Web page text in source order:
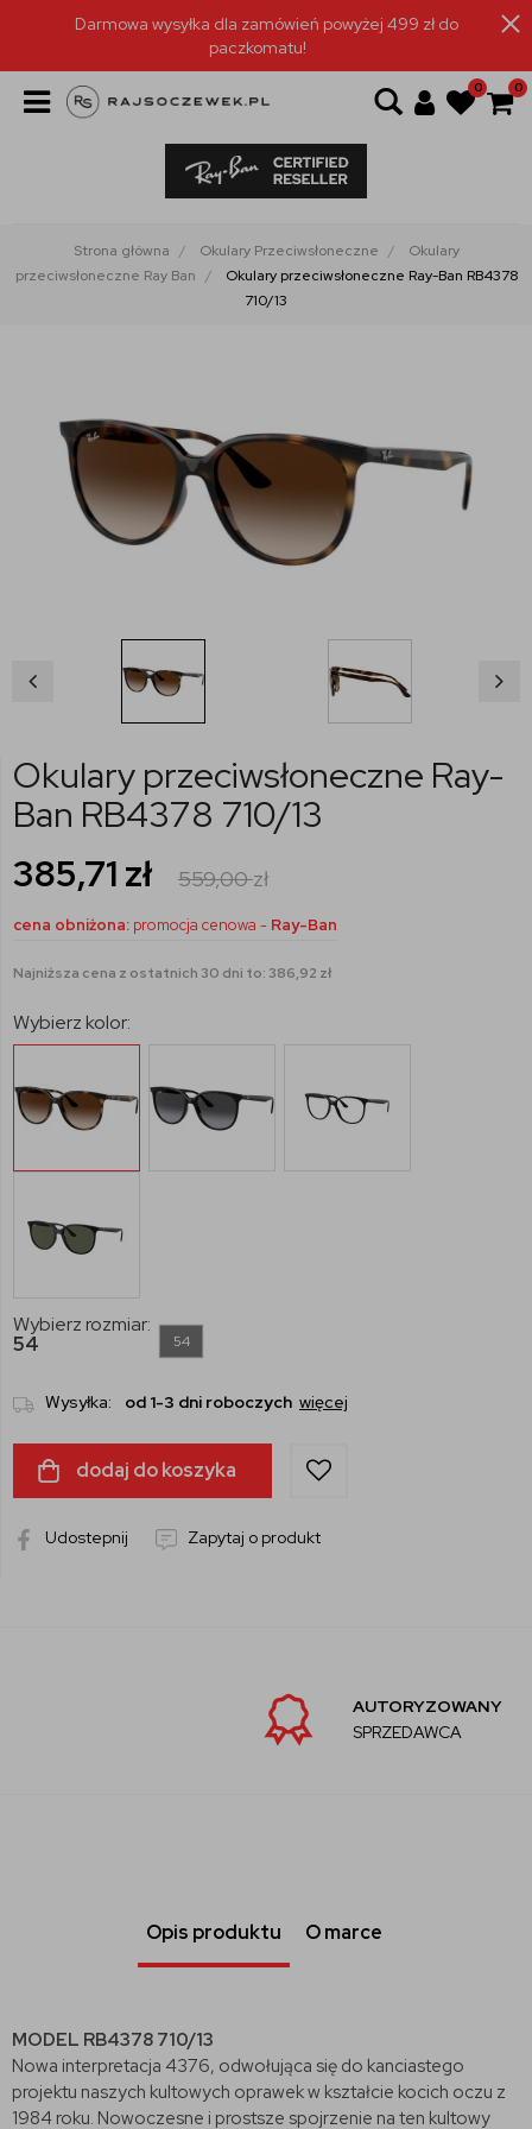
Darmowa wysyłka dla zamówień powyżej 499 zł do
paczkomatu!
0 0
Strona główna Okulary Przeciwsłoneczne
Okulary
przeciwsłoneczne Ray Ban
Okulary przeciwsłoneczne Ray-Ban RB4378
710/13
Okulary przeciwsłoneczne Ray-
Ban RB4378 710/13
385,71 zł 559,00zł
cena obniżona: promocja cenowa - Ray-Ban
Najniższa cena z ostatnich 30 dni to: 386,92 zł
Wybierz kolor:
Wybierz rozmiar:
54
54
Wysyłka: od 1-3 dni roboczych więcej
dodaj do koszyka
Udostepnij Zapytaj o produkt
AUTORYZOWANY
SPRZEDAWCA
Opis produktu O marce
MODEL RB4378 710/13
Nowa interpretacja 4376, odwołująca się do kanciastego
projektu naszych kultowych oprawek w kształcie kocich oczu z
1984 roku. Nowoczesne i prostsze spojrzenie na ten kultowy